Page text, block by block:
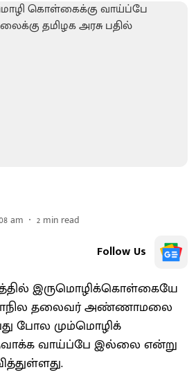
am 2 min read
Follow Us
இருமொழிக்கொள்கையே
தலைவர் அண்ணாமலை
போல மும்மொழிக்
வாய்ப்பே இல்லை என்று